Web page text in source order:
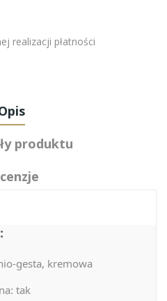
realizacji płatności
produktu
gesta, kremowa
tak